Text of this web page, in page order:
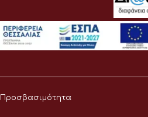
Προσβασιμότητα